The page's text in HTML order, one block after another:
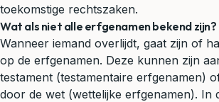
toekomstige rechtszaken.
Wat als niet alle erfgenamen bekend zijn?
Wanneer iemand overlijdt, gaat zijn of
op de erfgenamen. Deze kunnen zijn
testament (testamentaire erfgenamen)
door de wet (wettelijke erfgenamen). In